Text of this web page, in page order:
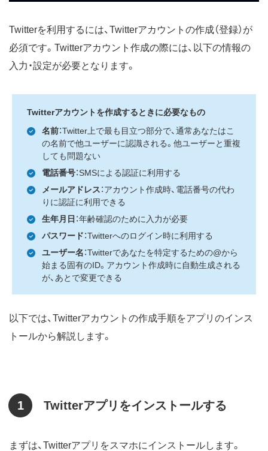
Twitterを利用するには、Twitterアカウントの作成（登録）が
必須です。Twitterアカウント作成の際には、以下の情報の
入力・設定が必要となります。
Twitterアカウントを作成するときに必要なもの
名前：Twitter上で最も目立つ部分で、通常あなたはこ
の名前で他ユーザーに認識される。他ユーザーと重複
しても問題ない
電話番号：SMSによる認証に利用する
メールアドレス：アカウント作成時、電話番号の代わ
りに認証に利用できる
生年月日 ：年齢確認のために入力が必要
パスワード：Twitterへのログイン時に利用する
ユーザー名：Twitterであなたを特定するための@から
始まる固有のID。アカウント作成時に自動生成される
が、あとで変更できる
以下では、Twitterアカウントの作成手順をアプリのインス
トールから解説します。
1 Twitterアプリをインストールする
まずは、Twitterアプリをスマホにインストールします。